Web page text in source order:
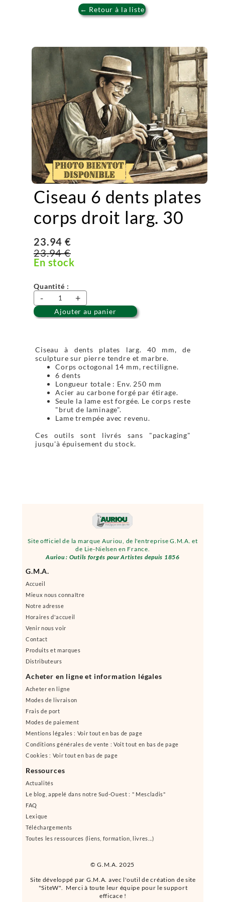
© G.M.A. 2025
Site officiel de la marque Auriou, de l'entreprise G.M.A. et
de Lie-Nielsen en France.
Auriou : Outils forgés pour Artistes depuis 1856
Site développé par G.M.A. avec l'outil de création de site
"SiteW". Merci à toute leur équipe pour le support
efficace !
G.M.A.
Accueil
Mieux nous connaître
Notre adresse
Horaires d'accueil
Venir nous voir
Contact
Produits et marques
Distributeurs
Acheter en ligne et information légales
Acheter en ligne
Modes de livraison
Frais de port
Modes de paiement
Mentions légales : Voir tout en bas de page
Conditions générales de vente : Voit tout en bas de page
Cookies : Voir tout en bas de page
Ressources
Actualités
Le blog, appelé dans notre Sud-Ouest : " Mescladis"
FAQ
Lexique
Téléchargements
Toutes les ressources (liens, formation, livres...)
← Retour à la liste
Ciseau 6 dents plates
corps droit larg. 30
23.94 €
23.94 €
En stock
Quantité :
- +
Ajouter au panier
Ciseau à dents plates larg. 40 mm, de
sculpture sur pierre tendre et marbre.
Corps octogonal 14 mm, rectiligne.
6 dents
Longueur totale : Env. 250 mm
Acier au carbone forgé par étirage.
Seule la lame est forgée. Le corps reste
"brut de laminage".
Lame trempée avec revenu.
Ces outils sont livrés sans "packaging"
jusqu'à épuisement du stock.